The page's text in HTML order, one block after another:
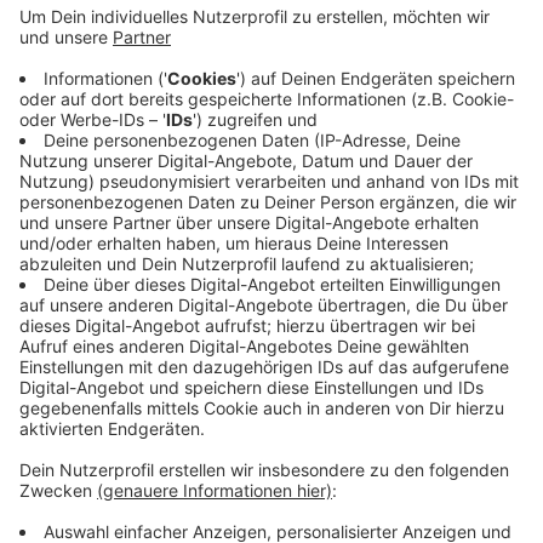
Auf der Kreuzung Duisburger Straße Ecke Sternstraße
waren die beiden Bahnen aus bislang ungeklärter
Ursache zusammengestoßen, berichtet die Feuerwehr.
Beide Fahrzeuge hatten sich dadurch ineinander
verkeilt. Von den rund 40 Fahrgästen wurde niemand
verletzt. Wieso die beiden Straßenbahnen
zusammengestoßen sind, versucht jetzt die Polizei zu
klären.
Anzeige